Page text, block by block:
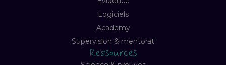
Logiciels
Academy
Supervision & mentorat
Ressources